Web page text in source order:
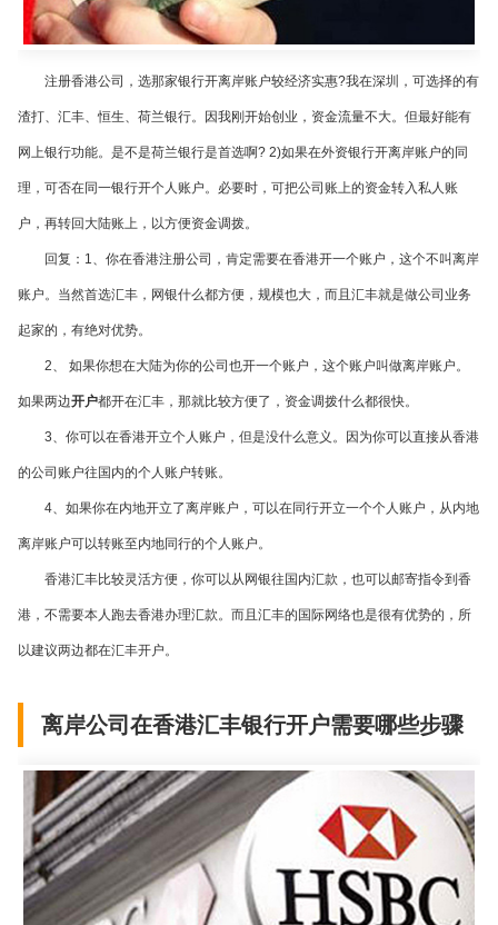
注册香港公司，选那家银行开离岸账户较经济实惠?我在深圳，可选择的有
渣打、汇丰、恒生、荷兰银行。因我刚开始创业，资金流量不大。但最好能有
网上银行功能。是不是荷兰银行是首选啊? 2)如果在外资银行开离岸账户的同
理，可否在同一银行开个人账户。必要时，可把公司账上的资金转入私人账
户，再转回大陆账上，以方便资金调拨。
回复： 1 、你在香港注册公司，肯定需要在香港开一个账户，这个不叫离岸
账户。当然首选汇丰，网银什么都方便，规模也大，而且汇丰就是做公司业务
起家的，有绝对优势。
2 、 如果你想在大陆为你的公司也开一个账户，这个账户叫做离岸账户。
如果两边开户都开在汇丰，那就比较方便了，资金调拨什么都很快。
3 、你可以在香港开立个人账户，但是没什么意义。因为你可以直接从香港
的公司账户往国内的个人账户转账。
4 、如果你在内地开立了离岸账户，可以在同行开立一个个人账户，从内地
离岸账户可以转账至内地同行的个人账户。
香港汇丰比较灵活方便，你可以从网银往国内汇款，也可以邮寄指令到香
港，不需要本人跑去香港办理汇款。而且汇丰的国际网络也是很有优势的，所
以建议两边都在汇丰开户。
离岸公司在香港汇丰银行开户需要哪些步骤